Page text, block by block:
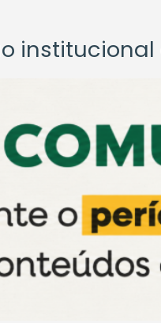
institucional